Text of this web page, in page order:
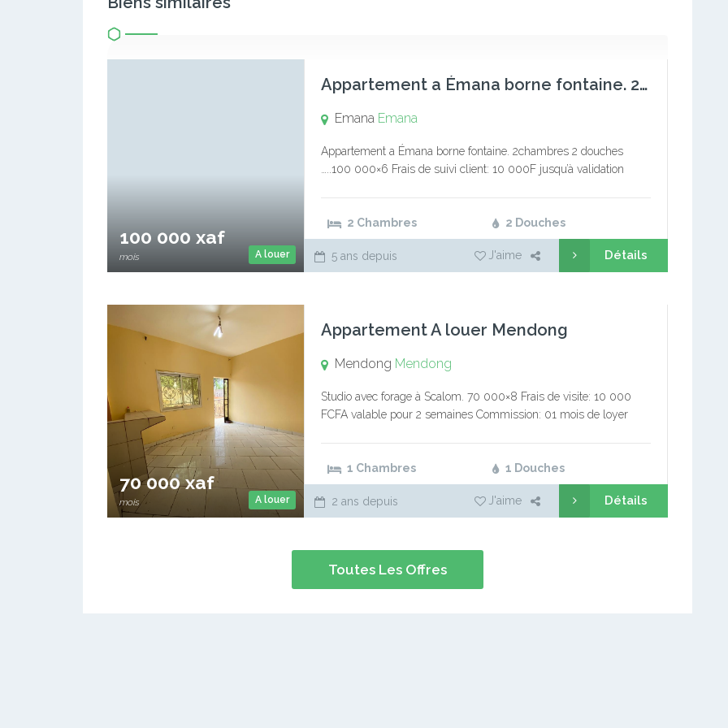
A louer
100 000 xaf
mois
Appartement a Émana borne fontaine. 2chambres 2 douches .
Emana Emana
Appartement a Émana borne fontaine. 2chambres 2 douches
…..100 000×6 Frais de suivi client: 10 000F jusqu’à validation
2 Chambres
2 Douches
5 ans depuis J'aime Détails
A louer
70 000 xaf
mois
Appartement A louer Mendong
Mendong Mendong
Studio avec forage à Scalom. 70 000×8 Frais de visite: 10 000
FCFA valable pour 2 semaines Commission: 01 mois de loyer
1 Chambres 1 Douches
2 ans depuis J'aime Détails
Toutes Les Offres